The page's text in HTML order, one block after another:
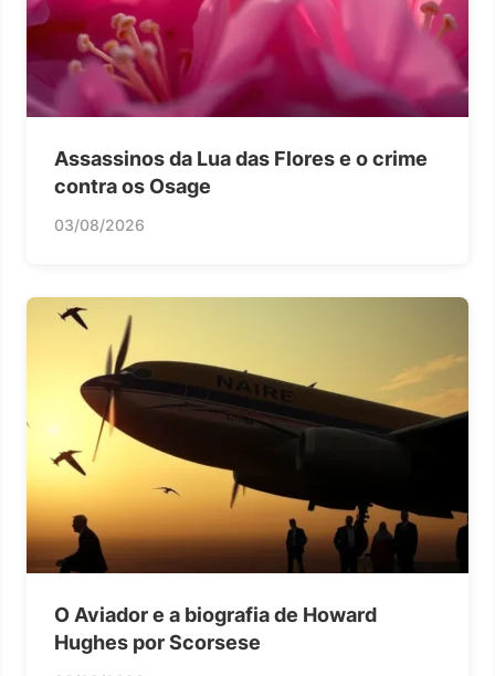
Assassinos da Lua das Flores e o crime
contra os Osage
03/08/2026
O Aviador e a biografia de Howard
Hughes por Scorsese